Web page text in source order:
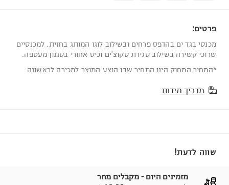
פרטים:
מכנסי בגד ים בהדפס פרחים ובשילוב לוגו המותג בחזית. למכנסיים
שרוכי קשירה בשילוב סגירת סקוצ'ים וכיס אחורי בסגנון מעטפה.
*המחיר המחוק הינו המחיר שבו הוצע המוצר למכירה לראשונה
מדריך מידות
שווה לדעת!